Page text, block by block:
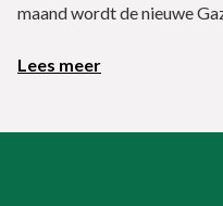
maand wordt de nieuwe
Lees meer